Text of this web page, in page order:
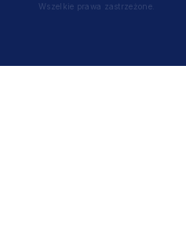
Wszelkie prawa zastrzeżone.